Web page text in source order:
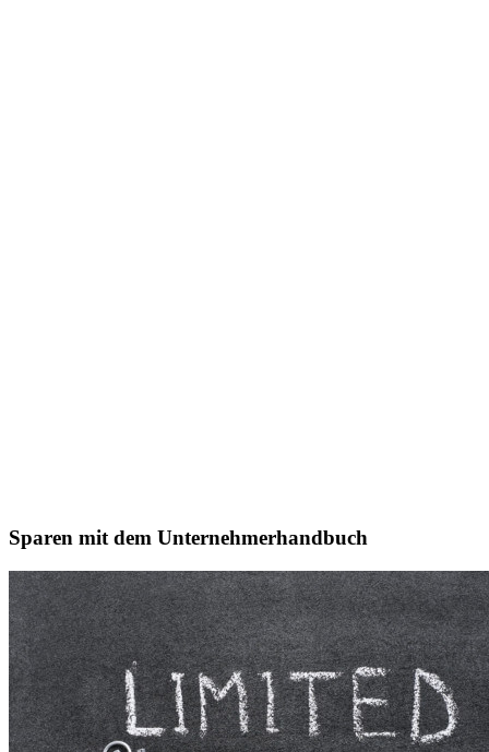
Sparen mit dem Unternehmerhandbuch